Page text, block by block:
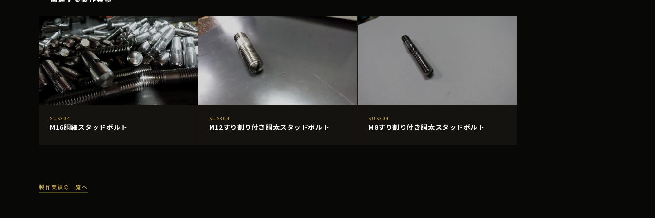
SUS304
M16胴細スタッドボルト
SUS304
M12すり割り付き胴太スタッドボルト
SUS304
M8すり割り付き胴太スタッドボルト
製作実績の一覧へ